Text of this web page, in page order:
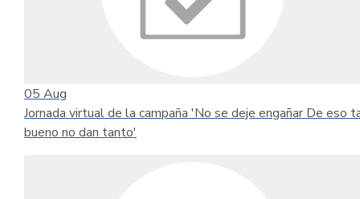
05 Aug
Jornada virtual de la campaña 'No se deje engañar De eso
bueno no dan tanto'